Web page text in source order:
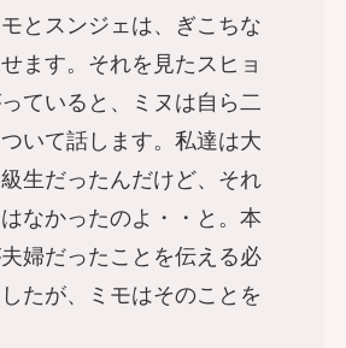
とスンジェは、ぎこちな
ます。それを見たスヒョ
ていると、ミヌは自ら二
いて話します。私達は大
生だったんだけど、それ
なかったのよ・・と。本
婦だったことを伝える必
たが、ミモはそのことを